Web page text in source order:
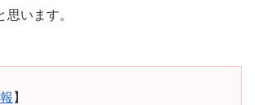
思います。
】